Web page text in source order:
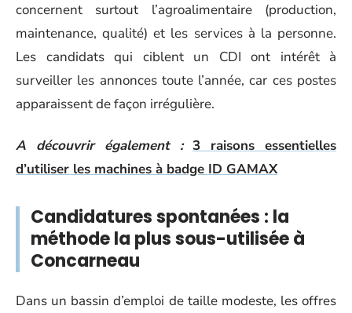
concernent surtout l’agroalimentaire (production,
maintenance, qualité) et les services à la personne.
Les candidats qui ciblent un CDI ont intérêt à
surveiller les annonces toute l’année, car ces postes
apparaissent de façon irrégulière.
A découvrir également : 3 raisons essentielles
d’utiliser les machines à badge ID GAMAX
Candidatures spontanées : la
méthode la plus sous-utilisée à
Concarneau
Dans un bassin d’emploi de taille modeste, les offres